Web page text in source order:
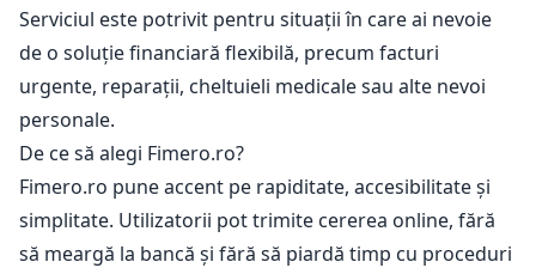
Serviciul este potrivit pentru situații în care ai nevoie
de o soluție financiară flexibilă, precum facturi
urgente, reparații, cheltuieli medicale sau alte nevoi
personale.
De ce să alegi Fimero.ro?
Fimero.ro pune accent pe rapiditate, accesibilitate și
simplitate. Utilizatorii pot trimite cererea online, fără
să meargă la bancă și fără să piardă timp cu proceduri